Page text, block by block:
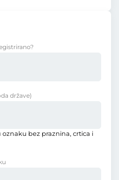
države)
oznaku bez praznina, crtica i